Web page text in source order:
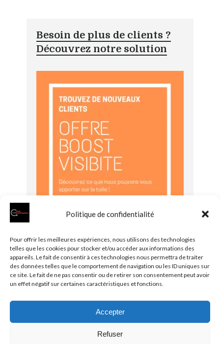
Politique de confidentialité
Pour offrir les meilleures expériences, nous utilisons des technologies
telles que les cookies pour stocker et/ou accéder aux informations des
appareils. Le fait de consentir à ces technologies nous permettra de traiter
des données telles que le comportement de navigation ou les ID uniques sur
ce site. Le fait de ne pas consentir ou de retirer son consentement peut avoir
un effet négatif sur certaines caractéristiques et fonctions.
Accepter
Refuser
Besoin de plus de clients ?
Découvrez notre solution
Vous souhaitez adhérer au
club ?
Actualité au sens large